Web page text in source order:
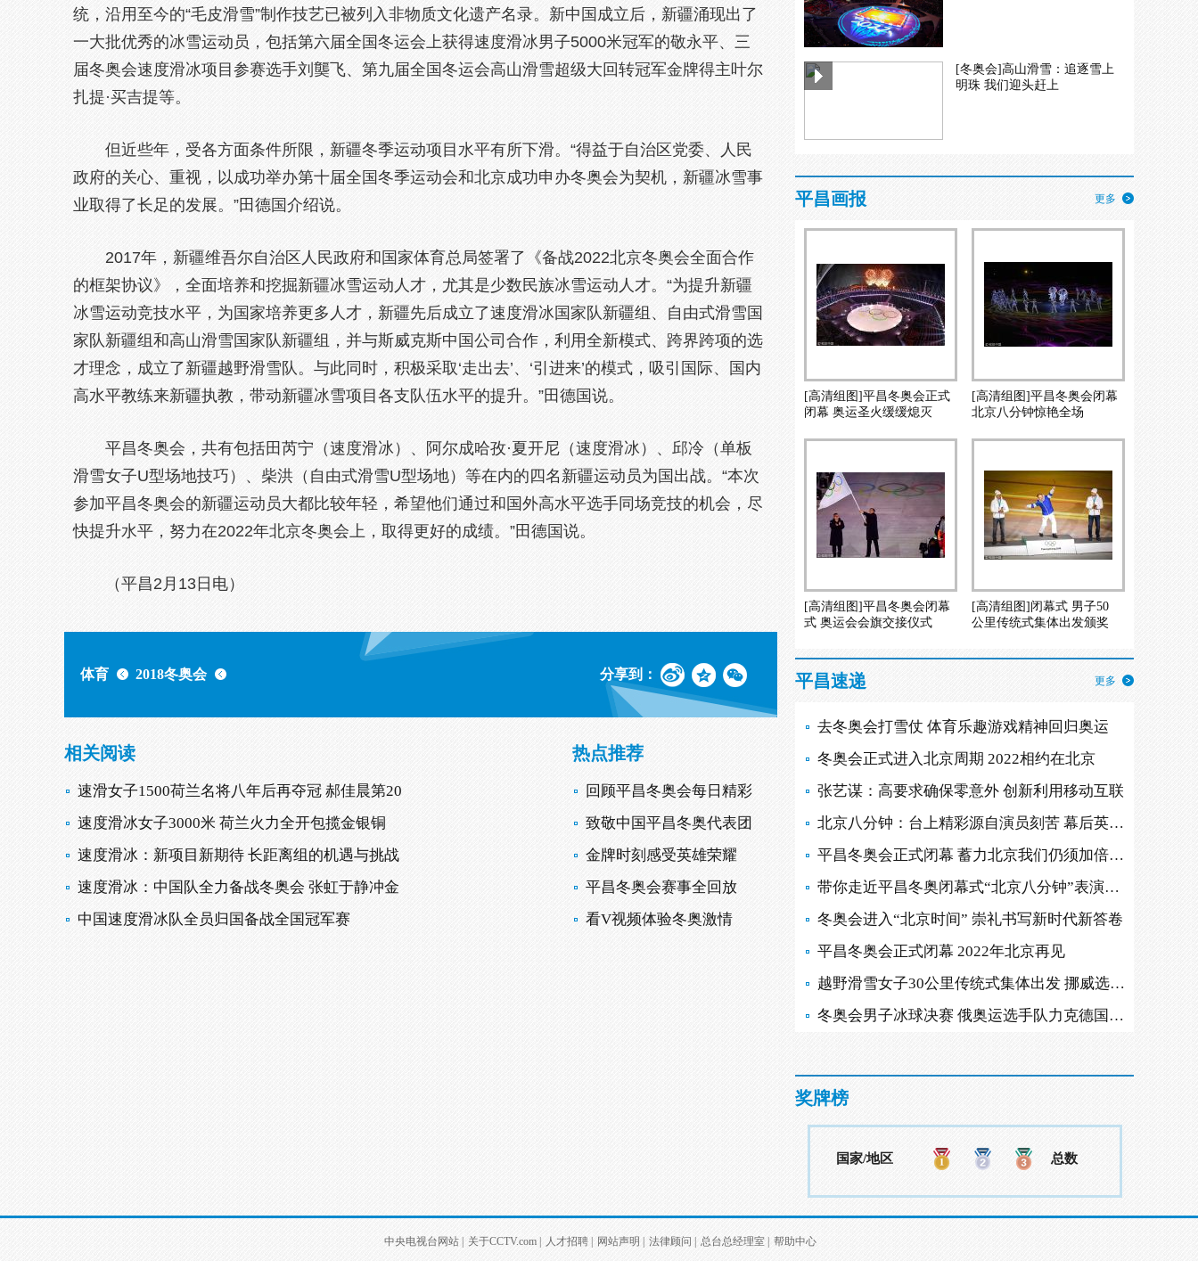
统，沿用至今的“毛皮滑雪”制作技艺已被列入非物质文化遗产名录。新中国成立后，新疆涌现出了
一大批优秀的冰雪运动员，包括第六届全国冬运会上获得速度滑冰男子5000米冠军的敬永平、三
届冬奥会速度滑冰项目参赛选手刘龑飞、第九届全国冬运会高山滑雪超级大回转冠军金牌得主叶尔
扎提·买吉提等。
但近些年，受各方面条件所限，新疆冬季运动项目水平有所下滑。“得益于自治区党委、人民
政府的关心、重视，以成功举办第十届全国冬季运动会和北京成功申办冬奥会为契机，新疆冰雪事
业取得了长足的发展。”田德国介绍说。
2017年，新疆维吾尔自治区人民政府和国家体育总局签署了《备战2022北京冬奥会全面合作
的框架协议》，全面培养和挖掘新疆冰雪运动人才，尤其是少数民族冰雪运动人才。“为提升新疆
冰雪运动竞技水平，为国家培养更多人才，新疆先后成立了速度滑冰国家队新疆组、自由式滑雪国
家队新疆组和高山滑雪国家队新疆组，并与斯威克斯中国公司合作，利用全新模式、跨界跨项的选
才理念，成立了新疆越野滑雪队。与此同时，积极采取‘走出去’、‘引进来’的模式，吸引国际、国内
高水平教练来新疆执教，带动新疆冰雪项目各支队伍水平的提升。”田德国说。
平昌冬奥会，共有包括田芮宁（速度滑冰）、阿尔成哈孜·夏开尼（速度滑冰）、邱冷（单板
滑雪女子U型场地技巧）、柴洪（自由式滑雪U型场地）等在内的四名新疆运动员为国出战。“本次
参加平昌冬奥会的新疆运动员大都比较年轻，希望他们通过和国外高水平选手同场竞技的机会，尽
快提升水平，努力在2022年北京冬奥会上，取得更好的成绩。”田德国说。
（平昌2月13日电）
体育 2018冬奥会 分享到：
相关阅读
速滑女子1500荷兰名将八年后再夺冠 郝佳晨第20
速度滑冰女子3000米 荷兰火力全开包揽金银铜
速度滑冰：新项目新期待 长距离组的机遇与挑战
速度滑冰：中国队全力备战冬奥会 张虹于静冲金
中国速度滑冰队全员归国备战全国冠军赛
热点推荐
回顾平昌冬奥会每日精彩
致敬中国平昌冬奥代表团
金牌时刻感受英雄荣耀
平昌冬奥会赛事全回放
看V视频体验冬奥激情
[冬奥会]高山滑雪：追逐雪上
明珠 我们迎头赶上
平昌画报 更多
[高清组图]平昌冬奥会正式
闭幕 奥运圣火缓缓熄灭
[高清组图]平昌冬奥会闭幕
北京八分钟惊艳全场
[高清组图]平昌冬奥会闭幕
式 奥运会会旗交接仪式
[高清组图]闭幕式 男子50
公里传统式集体出发颁奖
平昌速递 更多
去冬奥会打雪仗 体育乐趣游戏精神回归奥运
冬奥会正式进入北京周期 2022相约在北京
张艺谋：高要求确保零意外 创新利用移动互联
北京八分钟：台上精彩源自演员刻苦 幕后英雄多
平昌冬奥会正式闭幕 蓄力北京我们仍须加倍努力
带你走近平昌冬奥闭幕式“北京八分钟”表演现场
冬奥会进入“北京时间” 崇礼书写新时代新答卷
平昌冬奥会正式闭幕 2022年北京再见
越野滑雪女子30公里传统式集体出发 挪威选手摘金
冬奥会男子冰球决赛 俄奥运选手队力克德国队夺金
奖牌榜
国家/地区 总数
中央电视台网站 关于CCTV.com 人才招聘 网站声明 法律顾问 总台总经理室 帮助中心